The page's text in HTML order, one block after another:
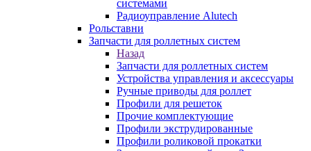
системами
Радиоуправление Alutech
Рольставни
Запчасти для роллетных систем
Назад
Запчасти для роллетных систем
Устройства управления и аксессуары
Ручные приводы для роллет
Профили для решеток
Прочие комплектующие
Профили экструдированные
Профили роликовой прокатки